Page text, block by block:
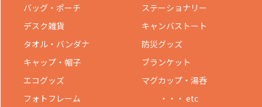
バッグ・ポーチ
ステーショナリー
デスク雑貨
キャンバストート
タオル・バンダナ
防災グッズ
キャップ・帽子
ブランケット
エコグッズ
マグカップ・湯呑
フォトフレーム
・・・ etc